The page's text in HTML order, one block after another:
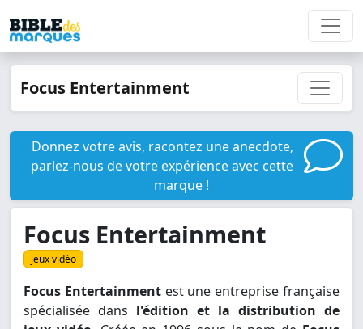
Focus Entertainment
Donnez votre avis, racontez une anecdote,
parlez-nous de votre expérience avec cette
marque !
Focus Entertainment
jeux vidéo
Focus Entertainmentest une entreprise française
spécialisée dans l'édition et la distribution de